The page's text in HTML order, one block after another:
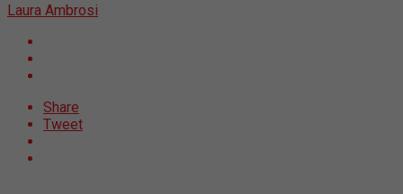
Laura Ambrosi
Share
Tweet